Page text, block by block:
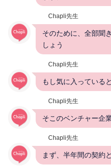
Chapli先生
そのために、全部聞
しょう
Chapli先生
もし気に入っている
Chapli先生
そこのベンチャー企
Chapli先生
まず、半年間の契約